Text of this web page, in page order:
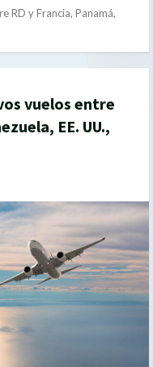
RD y Francia, Panamá,
vuelos entre
EE. UU.,